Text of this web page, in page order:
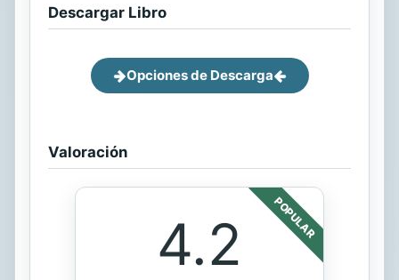
Descargar Libro
Opciones de Descarga
Valoración
POPULAR
4.2